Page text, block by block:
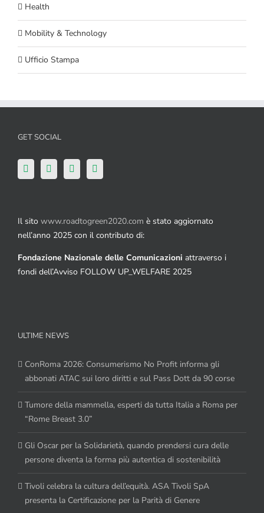
Health
Mobility & Technology
Ufficio Stampa
GET SOCIAL
Il sito www.roadtogreen2020.com è stato aggiornato
nell’anno 2025 con il contributo di:
Fondazione Nazionale delle Comunicazioni attraverso i
fondi dell’Avviso FOLLOW UP_WELFARE 2025
ULTIME NEWS
ConRoma 2026: Consumerismo No Profit informa gli
abbonati ATAC sui loro diritti e sul Pass Dott da 90 corse
Tumore della mammella, esperti da tutta Italia a Roma per
“Rome Breast 3.0”
Gli Oscar per la Solidarietà, quando prendersi cura delle
persone diventa la forma più autentica di sostenibilità
Tivoli celebra la cultura dell’equità. ASA Tivoli SpA
presenta la Certificazione per la Parità di Genere